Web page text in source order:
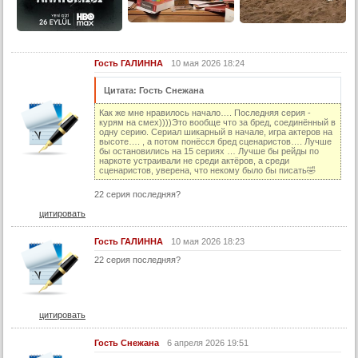
14 серия
14 серия (суб)
15 серия
16 серия (суб)
17 серия
18 серия (суб)
19 серия (суб)
20 серия
Гость ГАЛИННА 10 мая 2026 18:24
Цитата: Гость Снежана
Как же мне нравилось начало…. Последняя серия -
курям на смех))))Это вообще что за бред, соединённый в
одну серию. Сериал шикарный в начале, игра актеров на
высоте…. , а потом понёсся бред сценаристов…. Лучше
бы остановились на 15 сериях … Лучше бы рейды по
наркоте устраивали не среди актёров, а среди
сценаристов, уверена, что некому было бы писать🤣
22 серия последняя?
цитировать
Гость ГАЛИННА
10 мая 2026 18:23
22 серия последняя?
цитировать
Гость Снежана
6 апреля 2026 19:51